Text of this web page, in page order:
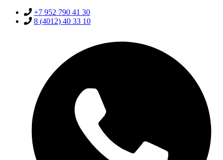
+7 952 790 41 30
8 (4012) 40 33 10